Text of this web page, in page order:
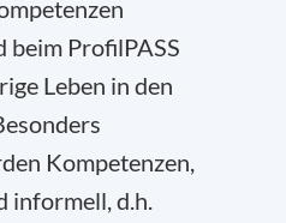
ProfilPASS
Leben in den
Kompetenzen,
informell, d.h.